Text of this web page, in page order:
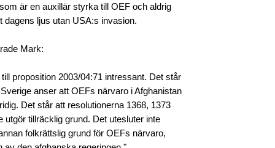
är en auxillär styrka till OEF och aldrig
dagens ljus utan USA:s invasion.
Mark:
proposition 2003/04:71 intressant. Det står
anser att OEFs närvaro i Afghanistan
Det står att resolutionerna 1368, 1373
utgör tillräcklig grund. Det utesluter inte
folkrättslig grund för OEFs närvaro,